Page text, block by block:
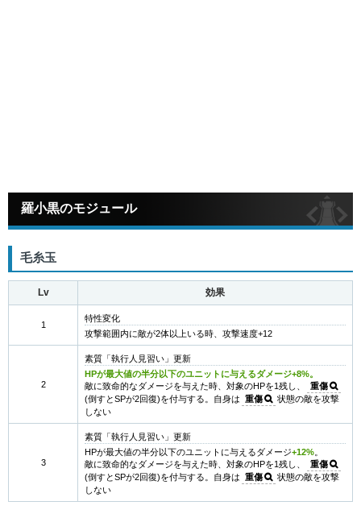
羅小黒のモジュール
毛糸玉
Lv 効果
1
特性変化
攻撃範囲内に敵が2体以上いる時、攻撃速度+12
2
素質「執行人見習い」更新
HPが最大値の半分以下のユニットに与えるダメージ+8%。
敵に致命的なダメージを与えた時、対象のHPを1残し、
重傷
(倒すとSPが2回復)を付与する。自身は 重傷
状態の敵を攻撃
しない
3
素質「執行人見習い」更新
HPが最大値の半分以下のユニットに与えるダメージ+12%。
敵に致命的なダメージを与えた時、対象のHPを1残し、
重傷
(倒すとSPが2回復)を付与する。自身は 重傷
状態の敵を攻撃
しない